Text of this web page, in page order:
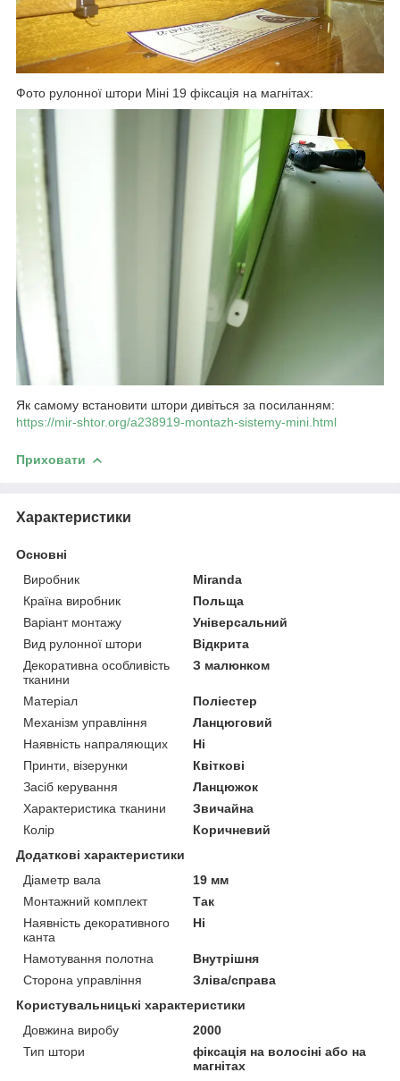
Фото рулонної штори Міні 19 фіксація на магнітах:
Як самому встановити штори дивіться за посиланням:
https://mir-shtor.org/a238919-montazh-sistemy-mini.html
Приховати
Характеристики
Основні
Виробник
Miranda
Країна виробник
Польща
Варіант монтажу
Універсальний
Вид рулонної штори
Відкрита
Декоративна особливість
тканини
З малюнком
Матеріал
Поліестер
Механізм управління
Ланцюговий
Наявність напраляющих
Ні
Принти, візерунки
Квіткові
Засіб керування
Ланцюжок
Характеристика тканини
Звичайна
Колір
Коричневий
Додаткові характеристики
Діаметр вала
19 мм
Монтажний комплект
Так
Наявність декоративного
канта
Ні
Намотування полотна
Внутрішня
Сторона управління
Зліва/справа
Користувальницькі характеристики
Довжина виробу
2000
Тип штори
фіксація на волосіні або на
магнітах